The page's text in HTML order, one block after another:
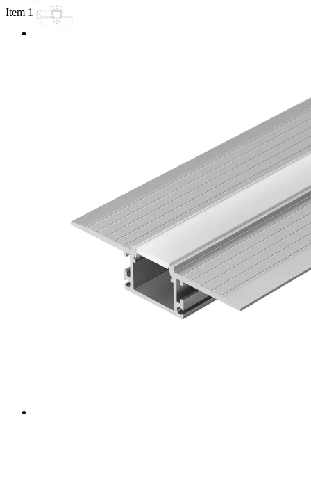
Item 1 of 3